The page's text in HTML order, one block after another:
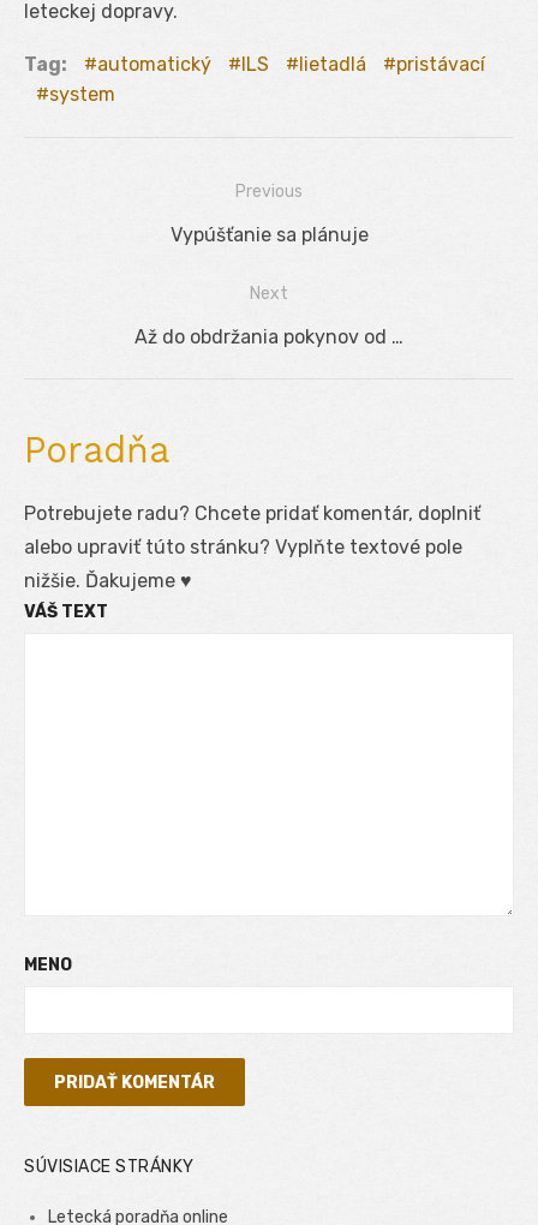
leteckej dopravy.
Tag: automatický ILS lietadlá
pristávací
system
Navigácia
Previous
Previous
Vypúšťanie sa plánuje
Next
Next
Až do obdržania pokynov od …
Poradňa
Potrebujete radu? Chcete pridať komentár, doplniť
alebo upraviť túto stránku? Vyplňte textové pole
nižšie. Ďakujeme ♥
VÁŠ TEXT
MENO
SÚVISIACE STRÁNKY
Letecká poradňa online